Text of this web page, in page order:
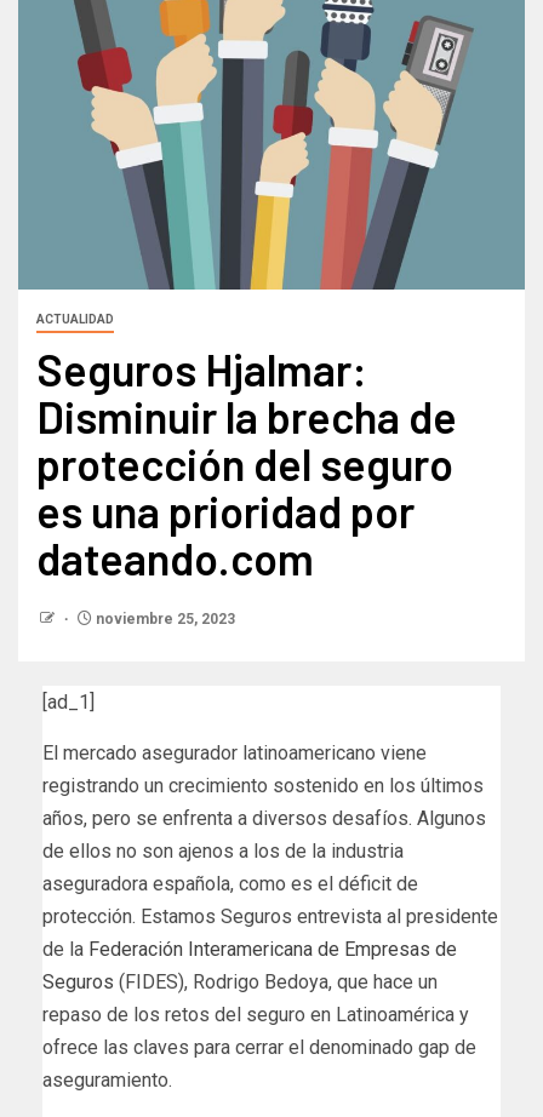
ACTUALIDAD
Seguros Hjalmar:
Disminuir la brecha de
protección del seguro
es una prioridad por
dateando.com
noviembre 25, 2023
[ad_1]
El mercado asegurador latinoamericano viene
registrando un crecimiento sostenido en los últimos
años, pero se enfrenta a diversos desafíos. Algunos
de ellos no son ajenos a los de la industria
aseguradora española, como es el déficit de
protección. Estamos Seguros entrevista al presidente
de la Federación Interamericana de Empresas de
Seguros (FIDES), Rodrigo Bedoya, que hace un
repaso de los retos del seguro en Latinoamérica y
ofrece las claves para cerrar el denominado gap de
aseguramiento.